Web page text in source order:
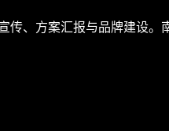
、方案汇报与品牌建设。